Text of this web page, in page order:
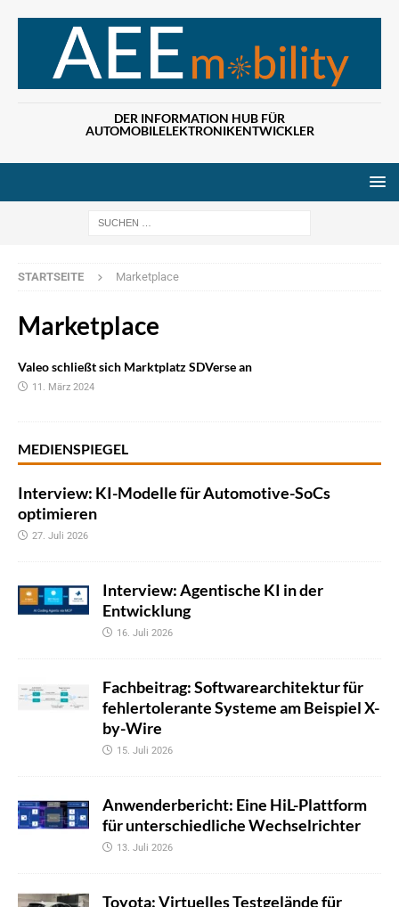
DER INFORMATION HUB FÜR
AUTOMOBILELEKTRONIKENTWICKLER
STARTSEITE Marketplace
Marketplace
Valeo schließt sich Marktplatz SDVerse an
11. März 2024
MEDIENSPIEGEL
Interview: KI-Modelle für Automotive-SoCs
optimieren
27. Juli 2026
Interview: Agentische KI in der
Entwicklung
16. Juli 2026
Fachbeitrag: Softwarearchitektur für
fehlertolerante Systeme am Beispiel X-
by-Wire
15. Juli 2026
Anwenderbericht: Eine HiL-Plattform
für unterschiedliche Wechselrichter
13. Juli 2026
Toyota: Virtuelles Testgelände für